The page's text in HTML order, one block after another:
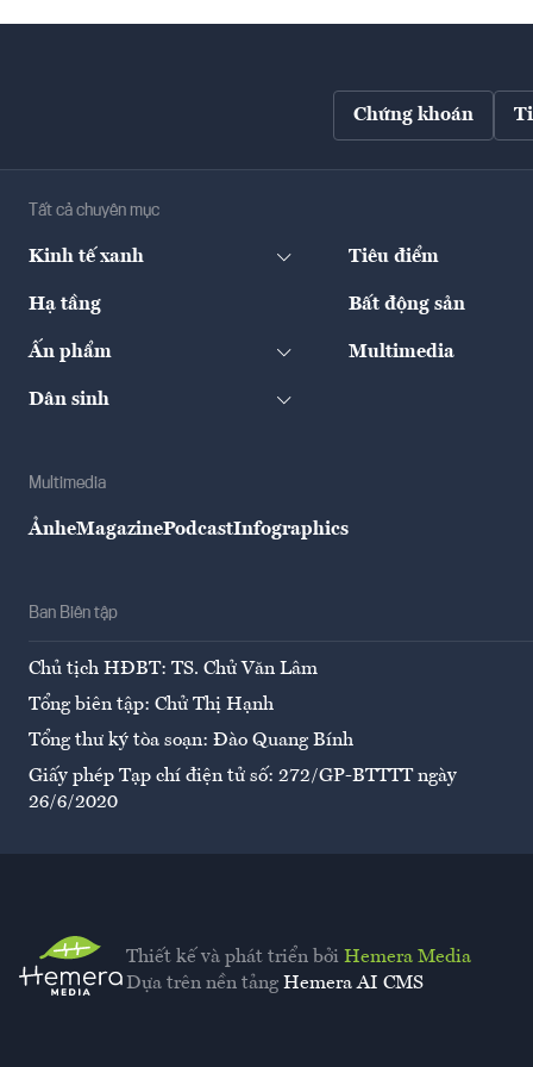
Chứng khoán
Tất cả chuyên mục
Kinh tế xanh Tiêu điểm
Hạ tầng Bất động sản
Ấn phẩm Multimedia
Dân sinh
Multimedia
ẢnheMagazinePodcastInfographics
Ban Biên tập
Chủ tịch HĐBT: TS. Chử Văn Lâm
Tổng biên tập: Chử Thị Hạnh
Tổng thư ký tòa soạn: Đào Quang Bính
Giấy phép Tạp chí điện tử số: 272/GP-BTTTT ngày
26/6/2020
Thiết kế và phát triển bởi Hemera Media
Dựa trên nền tảng Hemera AI CMS